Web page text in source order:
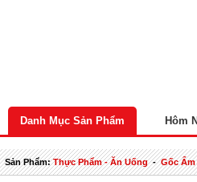
Danh Mục Sản Phẩm Hôm
Sản Phẩm:Thực Phẩm - Ăn Uống-Gốc